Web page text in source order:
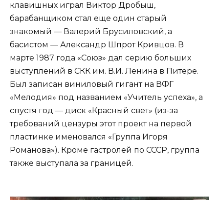
клавишных играл Виктор Дробыш,
барабанщиком стал еще один старый
знакомый — Валерий Брусиловский, а
басистом — Александр Шпрот Кривцов. В
марте 1987 года «Союз» дал серию больших
выступлений в СКК им. В.И. Ленина в Питере.
Был записан виниловый гигант на ВФГ
«Мелодия» под названием «Учитель успеха», а
спустя год — диск «Красный свет» (из-за
требований цензуры этот проект на первой
пластинке именовался «Группа Игоря
Романова»). Кроме гастролей по СССР, группа
также выступала за границей.